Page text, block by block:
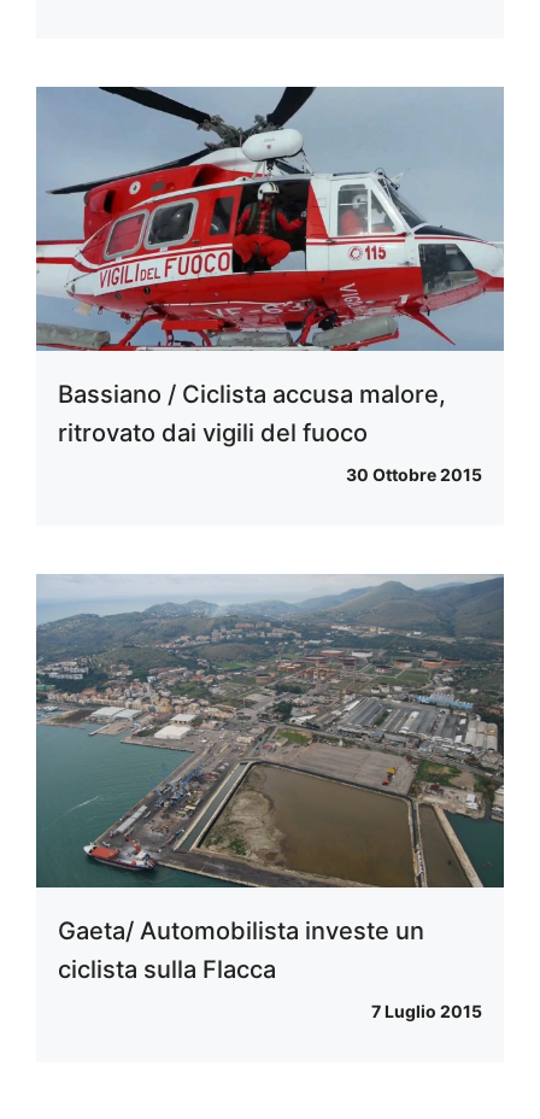
Bassiano / Ciclista accusa malore,
ritrovato dai vigili del fuoco
30 Ottobre 2015
Gaeta/ Automobilista investe un
ciclista sulla Flacca
7 Luglio 2015